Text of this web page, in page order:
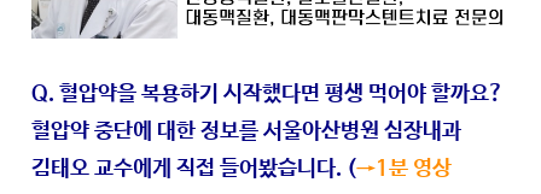
Q. 혈압약을 복용하기 시작했다면 평생 먹어야 할까요?
혈압약 중단에 대한 정보를 서울아산병원 심장내과
김태오 교수에게 직접 들어봤습니다. (→1분 영상